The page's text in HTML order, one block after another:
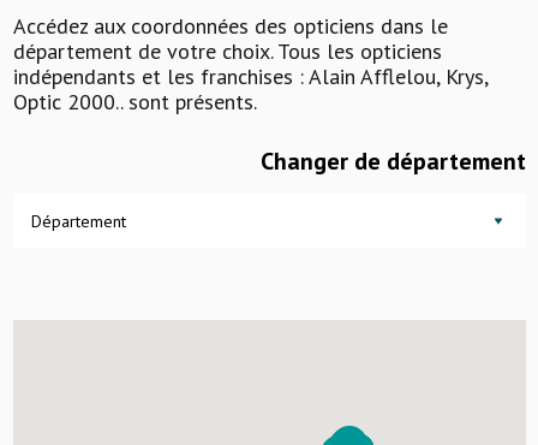
Accédez aux coordonnées des opticiens dans le
département de votre choix. Tous les opticiens
indépendants et les franchises : Alain Afflelou, Krys,
Optic 2000.. sont présents.
Changer de département
Département